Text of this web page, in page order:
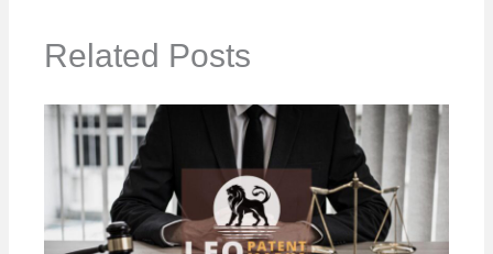
Related Posts